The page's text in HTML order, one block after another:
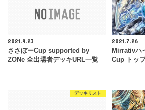
2021.9.23
ささぼーCup supported by
ZONe 全出場者デッキURL一覧
2021.7.26
Mirrativハ
Cup トッ
デッキリスト